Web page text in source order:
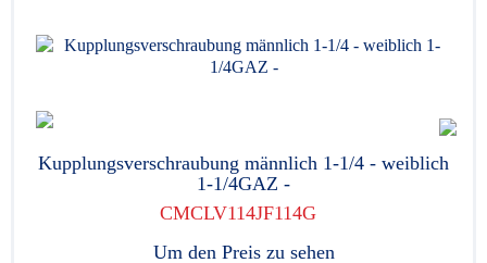
Kupplungsverschraubung männlich 1-1/4 - weiblich
1-1/4GAZ -
CMCLV114JF114G
Um den Preis zu sehen